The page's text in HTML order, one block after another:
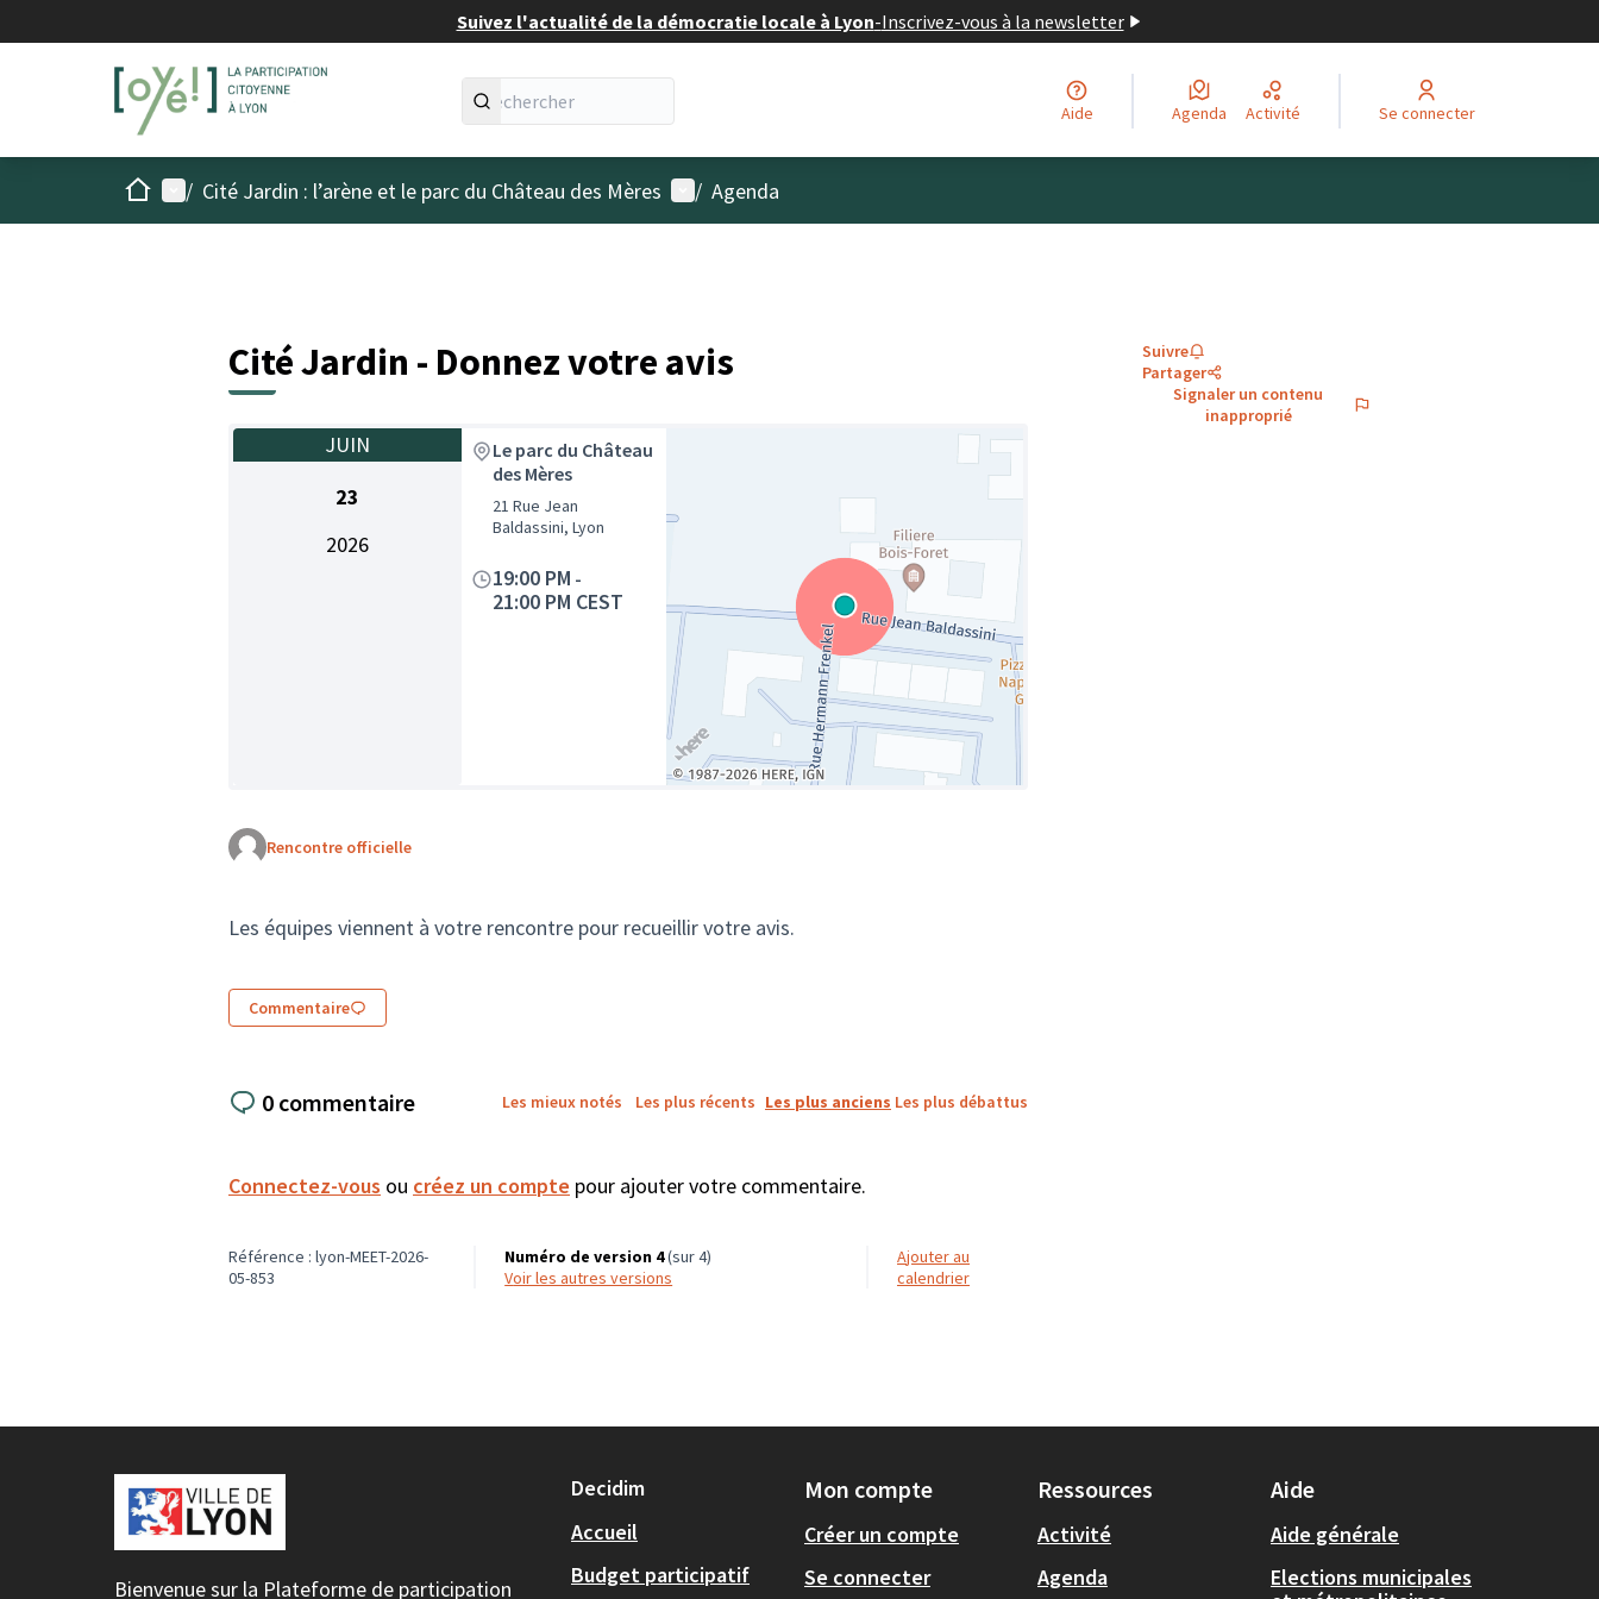
Suivez l'actualité de la démocratie locale à Lyon-Inscrivez-vous à la newsletter
Aide Agenda Activité Se connecter
AccueilMenu principal
/ Cité Jardin : l’arène et le parc du Château des Mères Menu utilisateur
/ Agenda
Cité Jardin - Donnez votre avis
JUIN
23
2026
Le parc du Château
des Mères
21 Rue Jean
Baldassini, Lyon
19:00 PM -
21:00 PM CEST
Rencontre officielle
Les équipes viennent à votre rencontre pour recueillir votre avis.
Commentaire
Suivre
Partager
Signaler un contenu
inapproprié
0 commentaire Les mieux notés Les plus récents Les plus anciens Les plus débattus
Connectez-vous ou créez un compte pour ajouter votre commentaire.
Référence : lyon-MEET-2026-
05-853
Numéro de version 4(sur 4)
voir les autres versions
Ajouter au
calendrier
Bienvenue sur la Plateforme de participation
Decidim
Accueil
Budget participatif
Mon compte
Créer un compte
Se connecter
Ressources
Activité
Agenda
Aide
Aide générale
Elections municipales